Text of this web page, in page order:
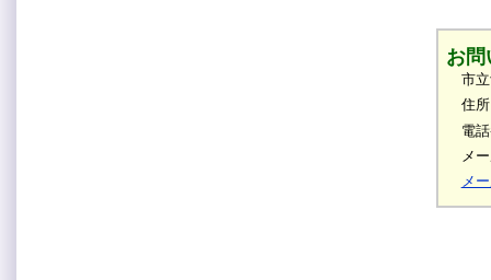
お問
市
住
電
メ
メ